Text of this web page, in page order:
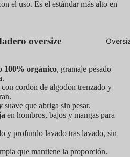
el uso. Es el estándar más alto en
oversize
100% orgánico, gramaje pesado
con cordón de algodón trenzado y
suave que abriga sin pesar.
en hombros, bajos y mangas para
y profundo lavado tras lavado, sin
que mantiene la proporción.